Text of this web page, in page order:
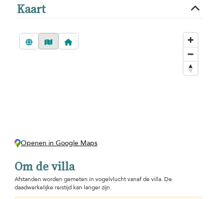
Kaart
Openen in Google Maps
Om de villa
Afstanden worden gemeten in vogelvlucht vanaf de villa. De
daadwerkelijke reistijd kan langer zijn.